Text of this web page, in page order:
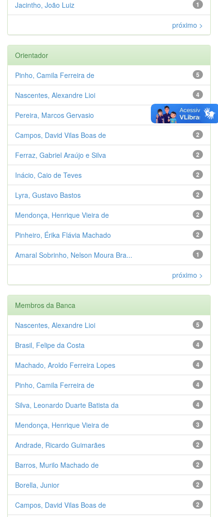
1
Jacintho, João Luiz
próximo >
Orientador
5
Pinho, Camila Ferreira de
4
Nascentes, Alexandre Lioi
3
Pereira, Marcos Gervasio
2
Campos, David Vilas Boas de
2
Ferraz, Gabriel Araújo e Silva
2
Inácio, Caio de Teves
2
Lyra, Gustavo Bastos
2
Mendonça, Henrique Vieira de
2
Pinheiro, Érika Flávia Machado
1
Amaral Sobrinho, Nelson Moura Bra...
próximo >
Membros da Banca
5
Nascentes, Alexandre Lioi
4
Brasil, Felipe da Costa
4
Machado, Aroldo Ferreira Lopes
4
Pinho, Camila Ferreira de
4
Silva, Leonardo Duarte Batista da
3
Mendonça, Henrique Vieira de
2
Andrade, Ricardo Guimarães
2
Barros, Murilo Machado de
2
Borella, Junior
2
Campos, David Vilas Boas de